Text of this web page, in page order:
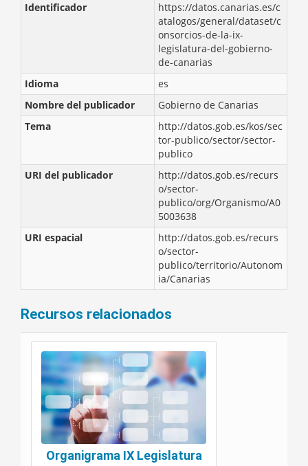
Identificador
https://datos.canarias.es/c
atalogos/general/dataset/c
onsorcios-de-la-ix-
legislatura-del-gobierno-
de-canarias
Idioma
es
Nombre del publicador
Gobierno de Canarias
Tema
http://datos.gob.es/kos/sec
tor-publico/sector/sector-
publico
URI del publicador
http://datos.gob.es/recurs
o/sector-
publico/org/Organismo/A0
5003638
URI espacial
http://datos.gob.es/recurs
o/sector-
publico/territorio/Autonom
ia/Canarias
Recursos relacionados
Organigrama IX Legislatura